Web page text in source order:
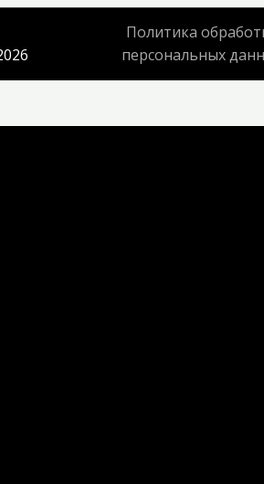
Политика
персональных